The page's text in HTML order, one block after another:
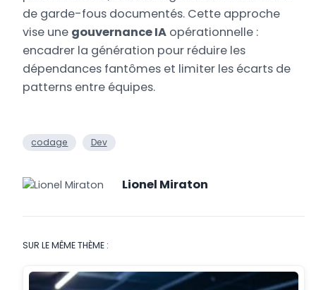
de garde-fous documentés. Cette approche
vise une gouvernance IA opérationnelle :
encadrer la génération pour réduire les
dépendances fantômes et limiter les écarts de
patterns entre équipes.
codage Dev
Lionel Miraton
SUR LE MÊME THÈME :